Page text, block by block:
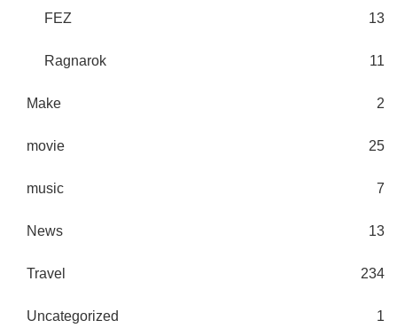
FEZ 13
Ragnarok 11
Make 2
movie 25
music 7
News 13
Travel 234
Uncategorized 1